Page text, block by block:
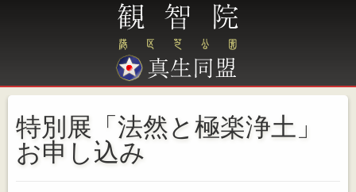
特別展「法然と極楽浄土」
お申し込み